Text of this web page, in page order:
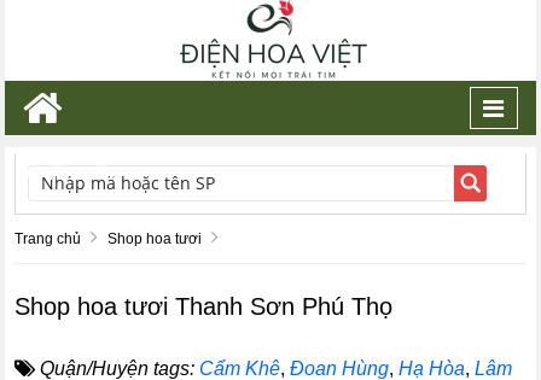
TÌM KIẾM
Trang chủ Shop hoa tươi
Shop hoa tươi Thanh Sơn Phú Thọ
Quận/Huyện tags: Cẩm Khê,Đoan Hùng,Hạ Hòa,Lâm